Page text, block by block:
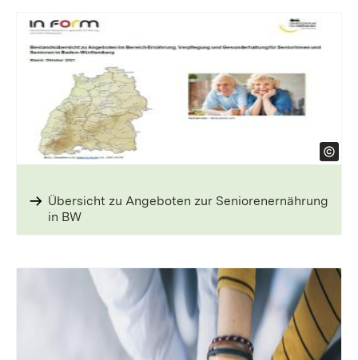
Übersicht zu Angeboten zur Seniorenernährung
in BW